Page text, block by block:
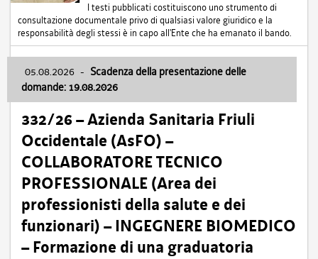
I testi pubblicati costituiscono uno strumento di
consultazione documentale privo di qualsiasi valore giuridico e la
responsabilità degli stessi è in capo all'Ente che ha emanato il bando.
05.08.2026 - Scadenza della presentazione delle
domande: 19.08.2026
332/26 – Azienda Sanitaria Friuli
Occidentale (AsFO) –
COLLABORATORE TECNICO
PROFESSIONALE (Area dei
professionisti della salute e dei
funzionari) – INGEGNERE BIOMEDICO
– Formazione di una graduatoria